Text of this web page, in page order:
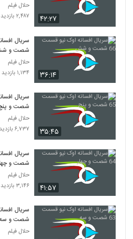
قسمت 42 افسانه اوک نیو از شبکه سه
۴۸۳ بازدید
قسمت 43
38
۵۳۱ بازدید
39
قسمت 45
سه
قسمت 46
۶۳۲ بازدید
41
قسمت 47 افسانه اوک نیو شبکه سه
۴۲:۲۷
حلال فیلم
۲,۴۸۷ بازدید
۳۶:۱۴
شصت و
حلال فیلم
۱,۱۳۴ بازدید
۳۵:۴۵
شصت و
حلال فیلم
۶,۷۳۷ بازدید
۴۱:۵۷
شصت و
حلال فیلم
۳,۱۴۶ بازدید
شصت و
حلال فیلم